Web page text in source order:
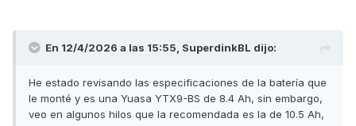
En 12/4/2026 a las 15:55, SuperdinkBL dijo:
He estado revisando las especificaciones de la batería que
le monté y es una Yuasa YTX9-BS de 8.4 Ah, sin embargo,
veo en algunos hilos que la recomendada es la de 10.5 Ah,